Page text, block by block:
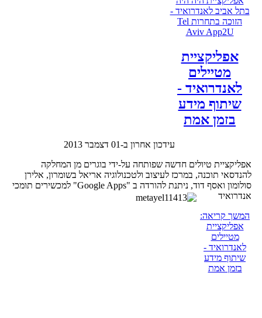
בתל אביב לאנדרואיד -
הזוכה בתחרות Tel
Aviv App2U
אפליקציית
מטיילים
לאנדרואיד -
שיתוף מידע
בזמן אמת
עידכון אחרון ב-01 דצמבר 2013
אפליקציית טיולים חדשה שפותחה על-ידי בוגרים מן המחלקה
להנדסאי תוכנה, במרכז לעיצוב ולטכנולוגיה אריאל בשומרון, אלירן
סולומון ואסף דוד, ניתנת להורדה ב "Google Apps" למכשירים תומכי
אנדרואיד
המשך קריאה:
אפליקציית
מטיילים
לאנדרואיד -
שיתוף מידע
בזמן אמת